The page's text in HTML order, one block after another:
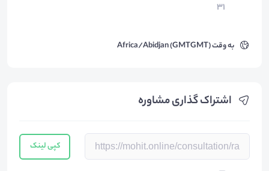
۳۱
به وقتAfrica/Abidjan (GMTGMT)
اشتراک گذاری مشاوره
کپی لینک